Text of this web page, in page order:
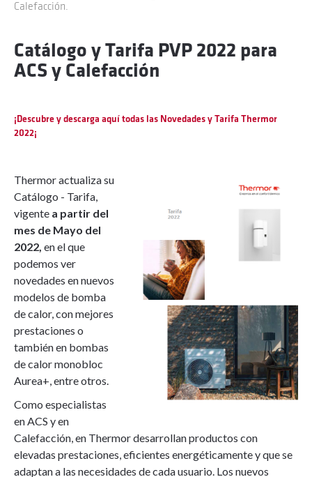
Calefacción.
Catálogo y Tarifa PVP 2022 para
ACS y Calefacción
¡Descubre y descarga aquí todas las Novedades y Tarifa Thermor
2022¡
Thermor actualiza su
Catálogo - Tarifa,
vigente a partir del
mes de Mayo del
2022, en el que
podemos ver
novedades en nuevos
modelos de bomba
de calor, con mejores
prestaciones o
también en bombas
de calor monobloc
Aurea+, entre otros.
Como especialistas
en ACS y en
Calefacción, en Thermor desarrollan productos con
elevadas prestaciones, eficientes energéticamente y que se
adaptan a las necesidades de cada usuario. Los nuevos